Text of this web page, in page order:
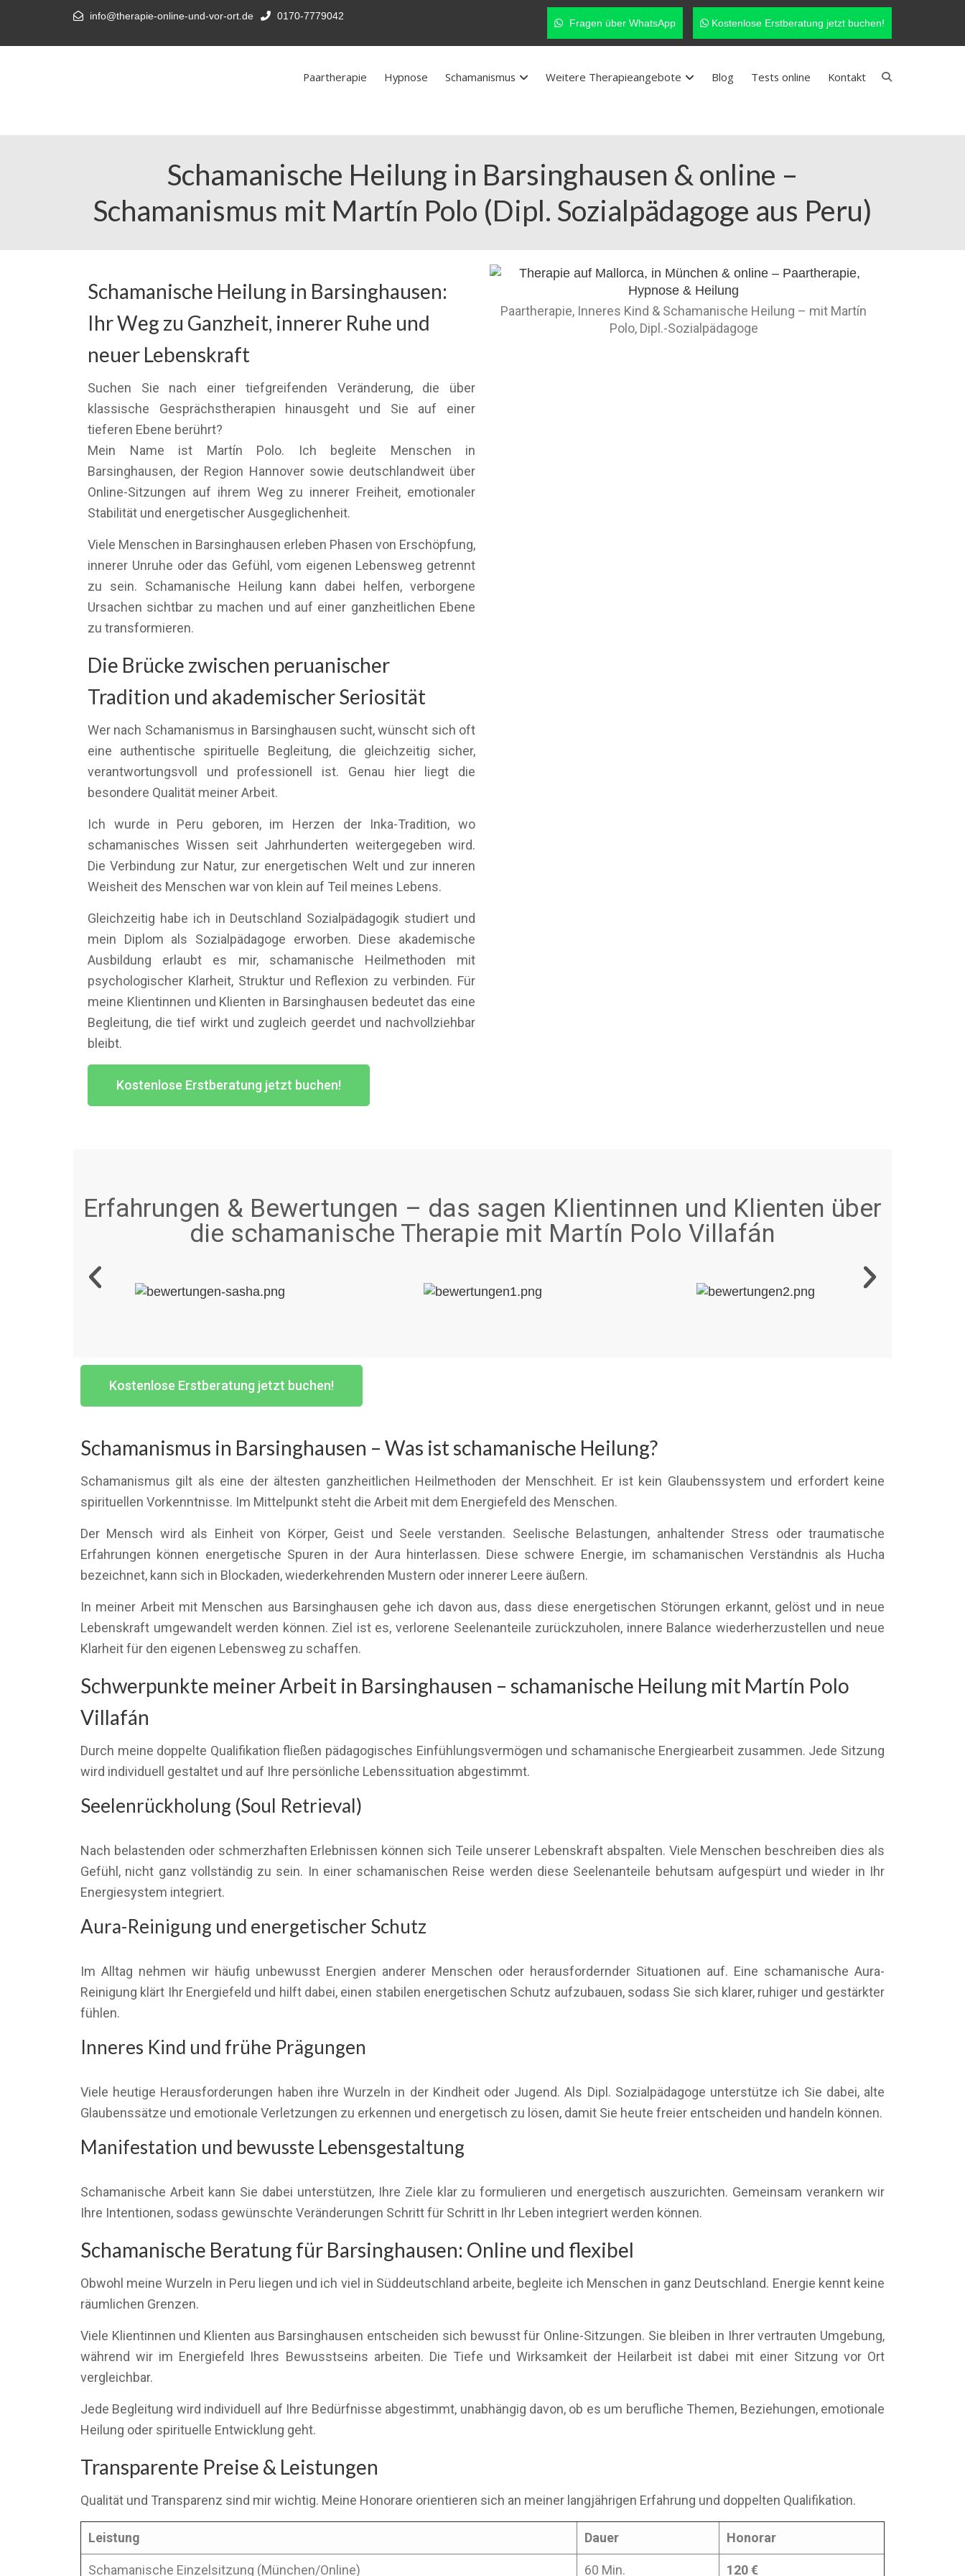
info@therapie-online-und-vor-ort.de 0170-7779042
Fragen über WhatsApp Kostenlose Erstberatung jetzt buchen!
Paartherapie Hypnose Schamanismus Weitere Therapieangebote Blog Tests online Kontakt
Schamanische Heilung in Barsinghausen & online –
Schamanismus mit Martín Polo (Dipl. Sozialpädagoge aus Peru)
Schamanische Heilung in Barsinghausen:
Ihr Weg zu Ganzheit, innerer Ruhe und
neuer Lebenskraft
Suchen Sie nach einer tiefgreifenden Veränderung, die über
klassische Gesprächstherapien hinausgeht und Sie auf einer
tieferen Ebene berührt?
Mein Name ist Martín Polo. Ich begleite Menschen in
Barsinghausen, der Region Hannover sowie deutschlandweit über
Online-Sitzungen auf ihrem Weg zu innerer Freiheit, emotionaler
Stabilität und energetischer Ausgeglichenheit.
Viele Menschen in Barsinghausen erleben Phasen von Erschöpfung,
innerer Unruhe oder das Gefühl, vom eigenen Lebensweg getrennt
zu sein. Schamanische Heilung kann dabei helfen, verborgene
Ursachen sichtbar zu machen und auf einer ganzheitlichen Ebene
zu transformieren.
Die Brücke zwischen peruanischer
Tradition und akademischer Seriosität
Wer nach Schamanismus in Barsinghausen sucht, wünscht sich oft
eine authentische spirituelle Begleitung, die gleichzeitig sicher,
verantwortungsvoll und professionell ist. Genau hier liegt die
besondere Qualität meiner Arbeit.
Ich wurde in Peru geboren, im Herzen der Inka-Tradition, wo
schamanisches Wissen seit Jahrhunderten weitergegeben wird.
Die Verbindung zur Natur, zur energetischen Welt und zur inneren
Weisheit des Menschen war von klein auf Teil meines Lebens.
Gleichzeitig habe ich in Deutschland Sozialpädagogik studiert und
mein Diplom als Sozialpädagoge erworben. Diese akademische
Ausbildung erlaubt es mir, schamanische Heilmethoden mit
psychologischer Klarheit, Struktur und Reflexion zu verbinden. Für
meine Klientinnen und Klienten in Barsinghausen bedeutet das eine
Begleitung, die tief wirkt und zugleich geerdet und nachvollziehbar
bleibt.
Kostenlose Erstberatung jetzt buchen!
Paartherapie, Inneres Kind & Schamanische Heilung – mit Martín
Polo, Dipl.-Sozialpädagoge
Erfahrungen & Bewertungen – das sagen Klientinnen und Klienten über
die schamanische Therapie mit Martín Polo Villafán
Kostenlose Erstberatung jetzt buchen!
Schamanismus in Barsinghausen – Was ist schamanische Heilung?
Schamanismus gilt als eine der ältesten ganzheitlichen Heilmethoden der Menschheit. Er ist kein Glaubenssystem und erfordert keine
spirituellen Vorkenntnisse. Im Mittelpunkt steht die Arbeit mit dem Energiefeld des Menschen.
Der Mensch wird als Einheit von Körper, Geist und Seele verstanden. Seelische Belastungen, anhaltender Stress oder traumatische
Erfahrungen können energetische Spuren in der Aura hinterlassen. Diese schwere Energie, im schamanischen Verständnis als Hucha
bezeichnet, kann sich in Blockaden, wiederkehrenden Mustern oder innerer Leere äußern.
In meiner Arbeit mit Menschen aus Barsinghausen gehe ich davon aus, dass diese energetischen Störungen erkannt, gelöst und in neue
Lebenskraft umgewandelt werden können. Ziel ist es, verlorene Seelenanteile zurückzuholen, innere Balance wiederherzustellen und neue
Klarheit für den eigenen Lebensweg zu schaffen.
Schwerpunkte meiner Arbeit in Barsinghausen – schamanische Heilung mit Martín Polo
Villafán
Durch meine doppelte Qualifikation fließen pädagogisches Einfühlungsvermögen und schamanische Energiearbeit zusammen. Jede Sitzung
wird individuell gestaltet und auf Ihre persönliche Lebenssituation abgestimmt.
Seelenrückholung (Soul Retrieval)
Nach belastenden oder schmerzhaften Erlebnissen können sich Teile unserer Lebenskraft abspalten. Viele Menschen beschreiben dies als
Gefühl, nicht ganz vollständig zu sein. In einer schamanischen Reise werden diese Seelenanteile behutsam aufgespürt und wieder in Ihr
Energiesystem integriert.
Aura-Reinigung und energetischer Schutz
Im Alltag nehmen wir häufig unbewusst Energien anderer Menschen oder herausfordernder Situationen auf. Eine schamanische Aura-
Reinigung klärt Ihr Energiefeld und hilft dabei, einen stabilen energetischen Schutz aufzubauen, sodass Sie sich klarer, ruhiger und gestärkter
fühlen.
Inneres Kind und frühe Prägungen
Viele heutige Herausforderungen haben ihre Wurzeln in der Kindheit oder Jugend. Als Dipl. Sozialpädagoge unterstütze ich Sie dabei, alte
Glaubenssätze und emotionale Verletzungen zu erkennen und energetisch zu lösen, damit Sie heute freier entscheiden und handeln können.
Manifestation und bewusste Lebensgestaltung
Schamanische Arbeit kann Sie dabei unterstützen, Ihre Ziele klar zu formulieren und energetisch auszurichten. Gemeinsam verankern wir
Ihre Intentionen, sodass gewünschte Veränderungen Schritt für Schritt in Ihr Leben integriert werden können.
Schamanische Beratung für Barsinghausen: Online und flexibel
Obwohl meine Wurzeln in Peru liegen und ich viel in Süddeutschland arbeite, begleite ich Menschen in ganz Deutschland. Energie kennt keine
räumlichen Grenzen.
Viele Klientinnen und Klienten aus Barsinghausen entscheiden sich bewusst für Online-Sitzungen. Sie bleiben in Ihrer vertrauten Umgebung,
während wir im Energiefeld Ihres Bewusstseins arbeiten. Die Tiefe und Wirksamkeit der Heilarbeit ist dabei mit einer Sitzung vor Ort
vergleichbar.
Jede Begleitung wird individuell auf Ihre Bedürfnisse abgestimmt, unabhängig davon, ob es um berufliche Themen, Beziehungen, emotionale
Heilung oder spirituelle Entwicklung geht.
Transparente Preise & Leistungen
Qualität und Transparenz sind mir wichtig. Meine Honorare orientieren sich an meiner langjährigen Erfahrung und doppelten Qualifikation.
Leistung Dauer Honorar
Schamanische Einzelsitzung (München/Online) 60 Min. 120 €